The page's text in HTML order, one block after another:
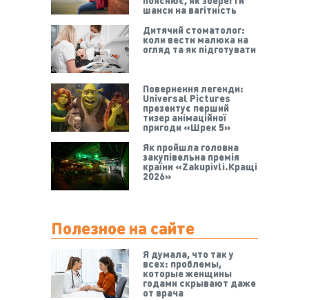
шанси на вагітність
Дитячий стоматолог:
коли вести малюка на
огляд та як підготувати
Повернення легенди:
Universal Pictures
презентує перший
тизер анімаційної
пригоди «Шрек 5»
Як пройшла головна
закупівельна премія
країни «Zakupivli.Кращі
2026»
Полезное на сайте
Я думала, что так у
всех: проблемы,
которые женщины
годами скрывают даже
от врача